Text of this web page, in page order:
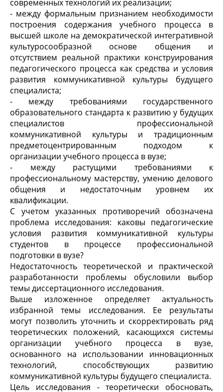
современных технологий их реализации;
- между формальным признанием необходимости
построения содержания учебного процесса в
высшей школе на демократической интегративной
культуросообразной основе общения и
отсутствием реальной практики конструирования
педагогического процесса как средства и условия
развития коммуникативной культуры будущего
специалиста;
- между требованиями государственного
образовательного стандарта к развитию у будущих
специалистов профессиональной
коммуникативной культуры и традиционным
предметоцентрированным подходом к
организации учебного процесса в вузе;
- между растущими требованиями к
профессиональному мастерству, умению делового
общения и недостаточным уровнем их
квалификации.
С учетом указанных противоречий обозначена
проблема исследования: каковы педагогические
условия развития коммуникативной культуры
студентов в процессе профессиональной
подготовки в вузе?
Недостаточность теоретической и практической
разработанности проблемы обусловили выбор
темы диссертационного исследования.
Выше изложенное определяет актуальность
избранной темы исследования. Ее результаты
могут позволить уточнить и скорректировать ряд
теоретических положений, касающихся системы
организации учебного процесса в вузе,
основанного на использовании инновационных
технологий, способствующих развитию
коммуникативной культуры будущего специалиста.
Цель исследования - теоретически обосновать,